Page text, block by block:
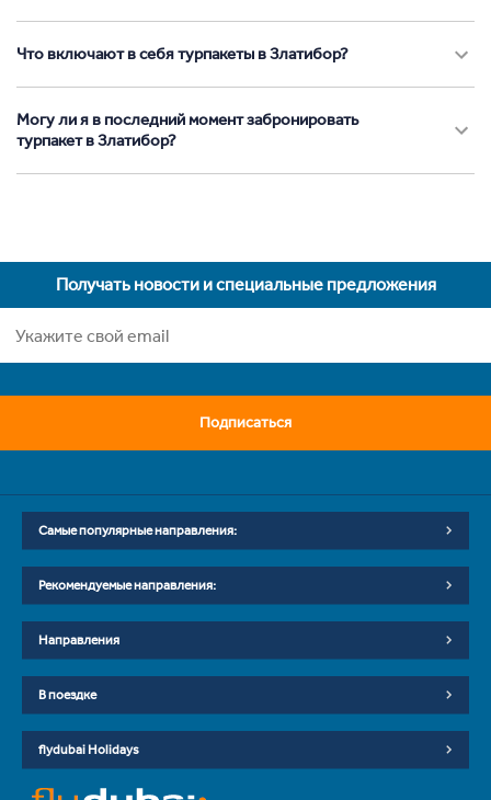
Что включают в себя турпакеты в Златибор?
Могу ли я в последний момент забронировать
турпакет в Златибор?
Получать новости и специальные предложения
Подписаться
Самые популярные направления:
Рекомендуемые направления:
Направления
В поездке
flydubai Holidays